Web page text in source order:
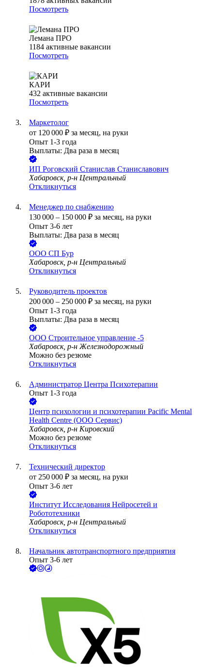
Посмотреть
Лемана ПРО
1184 активные вакансии
Посмотреть
КАРИ
432 активные вакансии
Посмотреть
Маркетолог
от 120 000 ₽ за месяц, на руки
Опыт 1-3 года
Выплаты: Два раза в месяц
ИП Роговский Станислав Станиславович
Хабаровск, р-н Центральный
Откликнуться
Менеджер по снабжению
130 000 – 150 000 ₽ за месяц, на руки
Опыт 3-6 лет
Выплаты: Два раза в месяц
ООО СП Бур
Хабаровск, р-н Центральный
Откликнуться
Руководитель проектов
200 000 – 250 000 ₽ за месяц, на руки
Опыт 1-3 года
Выплаты: Два раза в месяц
ООО Строительное управление -5
Хабаровск, р-н Железнодорожный
Можно без резюме
Откликнуться
Администратор Центра Психотерапии
Опыт 1-3 года
Центр психологии и психотерапии Pacific Mental
Health Centre (ООО Сервис)
Хабаровск, р-н Кировский
Можно без резюме
Откликнуться
Технический директор
от 250 000 ₽ за месяц, на руки
Опыт 3-6 лет
Институт Исследования Нейросетей и
Робототехники
Хабаровск, р-н Центральный
Откликнуться
Начальник автотранспортного предприятия
Опыт 3-6 лет